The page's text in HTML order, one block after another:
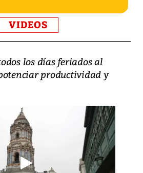
VIDEOS
los días feriados al
productividad y